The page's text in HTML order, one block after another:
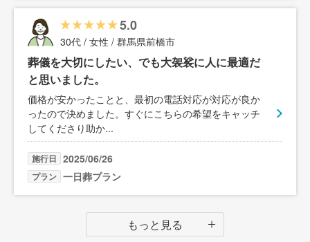
5.0
30代 / 女性 / 群馬県前橋市
葬儀を大切にしたい、でも大袈裟に人に最適だ
と思いました。
価格が安かったことと、最初の電話対応が対応が良か
ったので決めました。すぐにこちらの希望をキャッチ
してくださり助か...
施行日 2025/06/26
プラン 一日葬プラン
もっと見る